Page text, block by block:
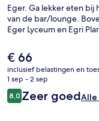
Eger. Ga lekker eten bij
van de bar/lounge.
Eger Lyceum en Egri
De
huidige
prijs
is
€ 66
€ 66
inclusief belastingen en
1 sep - 2 sep
Beoordelingen
8,08,0 op 10 –
Zeer goedAlle